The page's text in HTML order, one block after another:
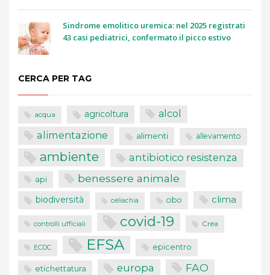
Sindrome emolitico uremica: nel 2025 registrati
43 casi pediatrici, confermato il picco estivo
CERCA PER TAG
acqua agricoltura alcol
alimentazione alimenti allevamento
ambiente antibiotico resistenza
api benessere animale
biodiversità celiachia cibo clima
controlli ufficiali covid-19 Crea
ECDC EFSA epicentro
etichettatura europa FAO